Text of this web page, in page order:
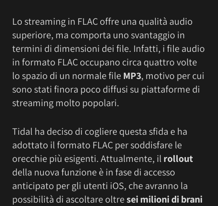
Lo streaming in FLAC offre una qualità audio
superiore, ma comporta uno svantaggio in
termini di dimensioni dei file. Infatti, i file audio
in formato FLAC occupano circa quattro volte
lo spazio di un normale file MP3, motivo per cui
sono stati finora poco diffusi su piattaforme di
streaming molto popolari.
Tidal ha deciso di cogliere questa sfida e ha
adottato il formato FLAC per soddisfare le
orecchie più esigenti. Attualmente, il rollout
della nuova funzione è in fase di accesso
anticipato per gli utenti iOS, che avranno la
possibilità di ascoltare oltresei milioni di brani